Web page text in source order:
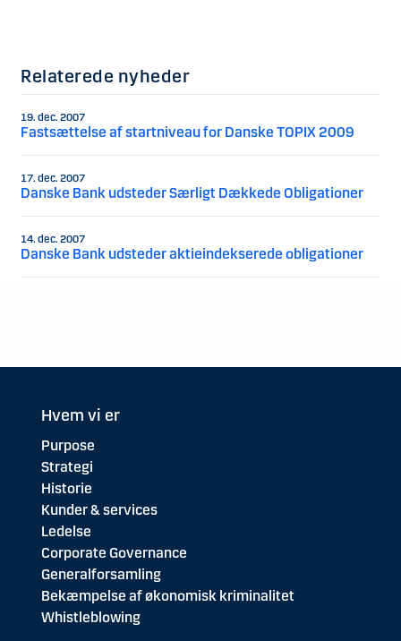
Relaterede nyheder
19. dec. 2007
Fastsættelse af startniveau for Danske TOPIX 2009
17. dec. 2007
Danske Bank udsteder Særligt Dækkede Obligationer
14. dec. 2007
Danske Bank udsteder aktieindekserede obligationer
Hvem vi er
Purpose
Strategi
Historie
Kunder & services
Ledelse
Corporate Governance
Generalforsamling
Bekæmpelse af økonomisk kriminalitet
Whistleblowing